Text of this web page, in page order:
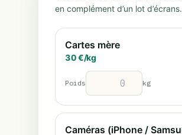
en complément d’un lot
Cartes mère
30€/kg
Poids kg
Caméras (iPhone /